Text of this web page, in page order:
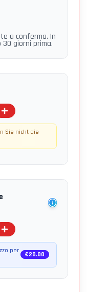
a conferma. In
30 giorni prima.
Sie nicht die
per
€20.00